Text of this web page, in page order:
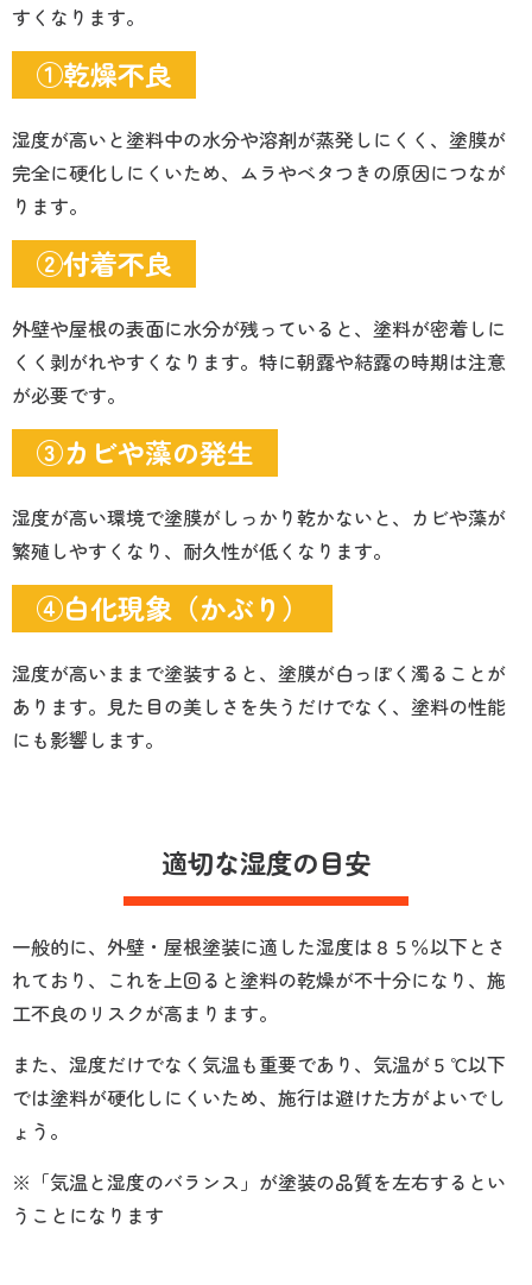
すくなります。
①乾燥不良
湿度が高いと塗料中の水分や溶剤が蒸発しにくく、塗膜が
完全に硬化しにくいため、ムラやベタつきの原因につなが
ります。
②付着不良
外壁や屋根の表面に水分が残っていると、塗料が密着しに
くく剥がれやすくなります。特に朝露や結露の時期は注意
が必要です。
③カビや藻の発生
湿度が高い環境で塗膜がしっかり乾かないと、カビや藻が
繁殖しやすくなり、耐久性が低くなります。
④白化現象（かぶり）
湿度が高いままで塗装すると、塗膜が白っぽく濁ることが
あります。見た目の美しさを失うだけでなく、塗料の性能
にも影響します。
適切な湿度の目安
一般的に、外壁・屋根塗装に適した湿度は８５％以下とさ
れており、これを上回ると塗料の乾燥が不十分になり、施
工不良のリスクが高まります。
また、湿度だけでなく気温も重要であり、気温が５℃以下
では塗料が硬化しにくいため、施行は避けた方がよいでし
ょう。
※「気温と湿度のバランス」が塗装の品質を左右するとい
うことになります